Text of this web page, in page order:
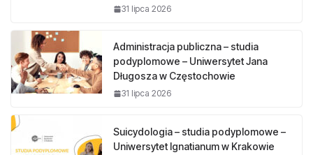
31 lipca 2026
Administracja publiczna – studia
podyplomowe – Uniwersytet Jana
Długosza w Częstochowie
31 lipca 2026
Suicydologia – studia podyplomowe –
Uniwersytet Ignatianum w Krakowie